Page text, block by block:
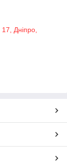
Дніпро,